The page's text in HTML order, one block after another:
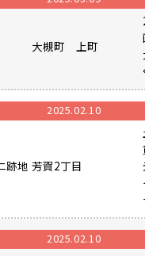
大槻町 上町
2025.02.10
跡地 芳賀2丁目
2025.02.10